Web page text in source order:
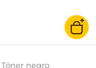
Tóner negro